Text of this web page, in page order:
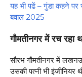
यह भी पढें – गुंडा कहने
बवाल 2025
गौमतीनगर में रच रहा
सौरभ गौमतीनगर में
उसकी पत्नी भी इंजीनियर